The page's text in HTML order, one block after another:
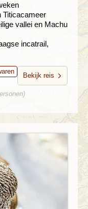
Titicacameer
vallei en Machu
incatrail,
Bekijk reis